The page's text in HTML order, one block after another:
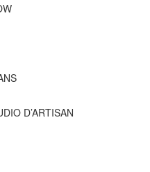
D’ARTISAN